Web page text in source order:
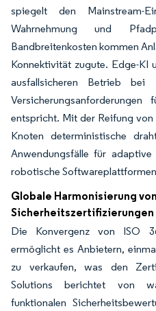
spiegelt den Mainstream-
Wahrnehmung und
Bandbreitenkosten kommen
Konnektivität zugute. Edge-KI
ausfallsicheren Betrieb bei
entspricht. Mit der Reifung
Knoten deterministische
Anwendungsfälle für
robotische
Globale Harmonisierung von
Die Konvergenz von ISO
ermöglicht es Anbietern,
zu verkaufen, was den
Solutions berichtet von
funktionalen